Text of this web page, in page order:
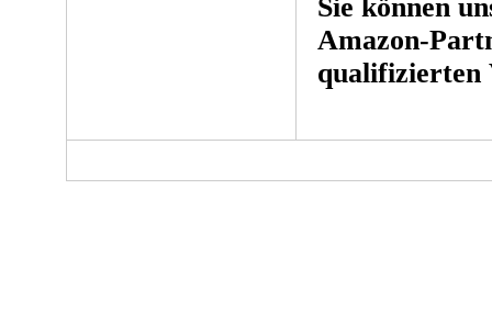
Sie können
Amazon-
qualifizierten